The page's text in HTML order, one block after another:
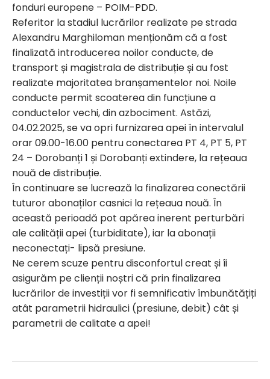
fonduri europene – POIM-PDD.
Referitor la stadiul lucrărilor realizate pe strada
Alexandru Marghiloman menționăm că a fost
finalizată introducerea noilor conducte, de
transport și magistrala de distribuție și au fost
realizate majoritatea branșamentelor noi. Noile
conducte permit scoaterea din funcțiune a
conductelor vechi, din azbociment. Astăzi,
04.02.2025, se va opri furnizarea apei în intervalul
orar 09.00-16.00 pentru conectarea PT 4, PT 5, PT
24 – Dorobanți 1 și Dorobanți extindere, la rețeaua
nouă de distribuție.
În continuare se lucrează la finalizarea conectării
tuturor abonaților casnici la rețeaua nouă. În
această perioadă pot apărea inerent perturbări
ale calității apei (turbiditate), iar la abonații
neconectați- lipsă presiune.
Ne cerem scuze pentru disconfortul creat și îi
asigurăm pe clienții noștri că prin finalizarea
lucrărilor de investiții vor fi semnificativ îmbunătățiți
atât parametrii hidraulici (presiune, debit) cât și
parametrii de calitate a apei!